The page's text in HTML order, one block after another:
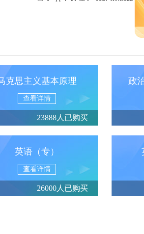
克思主义基本原理
查看详情
23888人已购买
政
英语（专）
查看详情
26000人已购买